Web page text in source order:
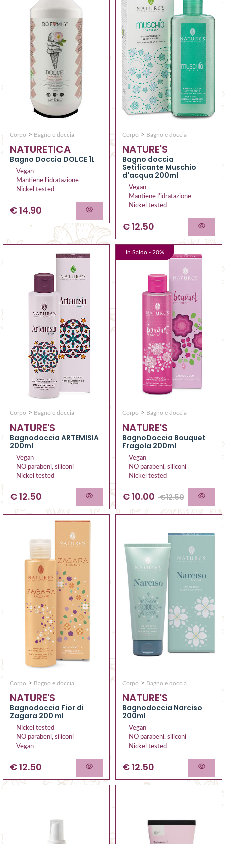
Corpo > Bagno e doccia
NATURETICA
Bagno Doccia DOLCE 1L
Vegan
Mantiene l'idratazione
Nickel tested
€ 14.90
Corpo > Bagno e doccia
NATURE'S
Bagno doccia
Setificante Muschio
d'acqua 200ml
Vegan
Mantiene l'idratazione
Nickel tested
€ 12.50
Corpo > Bagno e doccia
NATURE'S
Bagnodoccia ARTEMISIA
200ml
Vegan
NO parabeni, siliconi
Nickel tested
€ 12.50
In Saldo - 20%
Corpo > Bagno e doccia
NATURE'S
BagnoDoccia Bouquet
Fragola 200ml
Vegan
NO parabeni, siliconi
Nickel tested
€10.00 €12.50
Corpo > Bagno e doccia
NATURE'S
Bagnodoccia Fior di
Zagara 200 ml
Nickel tested
NO parabeni, siliconi
Vegan
€ 12.50
Corpo > Bagno e doccia
NATURE'S
Bagnodoccia Narciso
200ml
Vegan
NO parabeni, siliconi
Nickel tested
€ 12.50